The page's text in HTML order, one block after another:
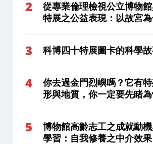
從專業倫理檢視公立博物
特展之公益表現：以故宮為
科博四十特展圖卡的科學
你去過金門烈嶼嗎？它有
形與地質，你一定要先睹為
博物館高齡志工之成就動
學習：自我修養之中介效果